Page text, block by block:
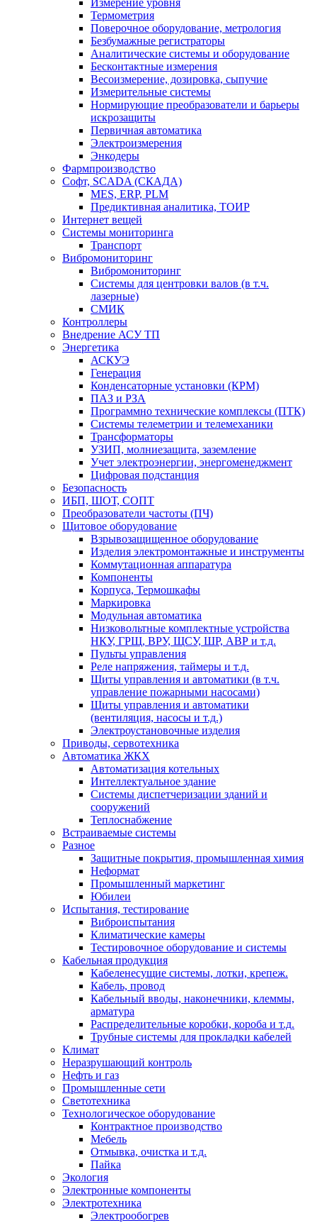
Измерение уровня
Термометрия
Поверочное оборудование, метрология
Безбумажные регистраторы
Аналитические системы и оборудование
Бесконтактные измерения
Весоизмерение, дозировка, сыпучие
Измерительные системы
Нормирующие преобразователи и барьеры
искрозащиты
Первичная автоматика
Электроизмерения
Энкодеры
Фармпроизводство
Софт, SCADA (СКАДА)
MES, ERP, PLM
Предиктивная аналитика, ТОИР
Интернет вещей
Системы мониторинга
Транспорт
Вибромониторинг
Вибромониторинг
Системы для центровки валов (в т.ч.
лазерные)
СМИК
Контроллеры
Внедрение АСУ ТП
Энергетика
АСКУЭ
Генерация
Конденсаторные установки (КРМ)
ПАЗ и РЗА
Программно технические комплексы (ПТК)
Системы телеметрии и телемеханики
Трансформаторы
УЗИП, молниезащита, заземление
Учет электроэнергии, энергоменеджмент
Цифровая подстанция
Безопасность
ИБП, ШОТ, СОПТ
Преобразователи частоты (ПЧ)
Щитовое оборудование
Взрывозащищенное оборудование
Изделия электромонтажные и инструменты
Коммутационная аппаратура
Компоненты
Корпуса, Термошкафы
Маркировка
Модульная автоматика
Низковольтные комплектные устройства
НКУ, ГРЩ, ВРУ, ЩСУ, ШР, АВР и т.д.
Пульты управления
Реле напряжения, таймеры и т.д.
Щиты управления и автоматики (в т.ч.
управление пожарными насосами)
Щиты управления и автоматики
(вентиляция, насосы и т.д.)
Электроустановочные изделия
Приводы, сервотехника
Автоматика ЖКХ
Автоматизация котельных
Интеллектуальное здание
Системы диспетчеризации зданий и
сооружений
Теплоснабжение
Встраиваемые системы
Разное
Защитные покрытия, промышленная химия
Неформат
Промышленный маркетинг
Юбилеи
Испытания, тестирование
Виброиспытания
Климатические камеры
Тестировочное оборудование и системы
Кабельная продукция
Кабеленесущие системы, лотки, крепеж.
Кабель, провод
Кабельный вводы, наконечники, клеммы,
арматура
Распределительные коробки, короба и т.д.
Трубные системы для прокладки кабелей
Климат
Неразрушающий контроль
Нефть и газ
Промышленные сети
Светотехника
Технологическое оборудование
Контрактное производство
Мебель
Отмывка, очистка и т.д.
Пайка
Экология
Электронные компоненты
Электротехника
Электрообогрев